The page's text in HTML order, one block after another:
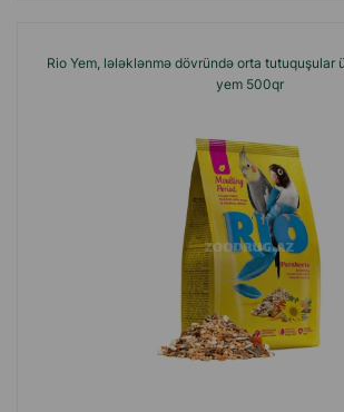
Rio Yem, lələklənmə dövründə orta tutuquşular
yem 500qr